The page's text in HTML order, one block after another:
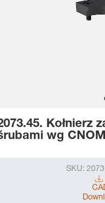
Kołnierz
wg
SKU: